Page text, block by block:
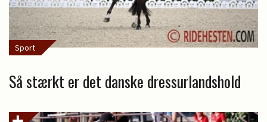
Sport
Så stærkt er det danske dressurlandshold